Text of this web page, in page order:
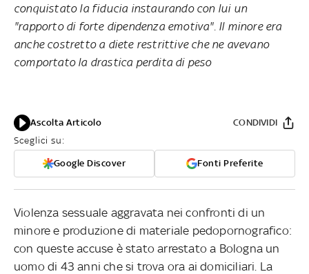
conquistato la fiducia instaurando con lui un
"rapporto di forte dipendenza emotiva". Il minore era
anche costretto a diete restrittive che ne avevano
comportato la drastica perdita di peso
Ascolta Articolo
Sceglici su:
Google Discover Fonti Preferite
CONDIVIDI
Violenza sessuale aggravata nei confronti di un
minore e produzione di materiale pedopornografico:
con queste accuse è stato arrestato a Bologna un
uomo di 43 anni che si trova ora ai domiciliari. La